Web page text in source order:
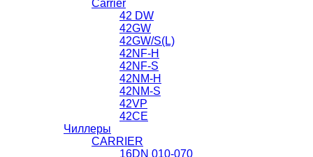
Carrier
42 DW
42GW
42GW/S(L)
42NF-H
42NF-S
42NM-H
42NМ-S
42VP
42СЕ
Чиллеры
CARRIER
16DN 010-070